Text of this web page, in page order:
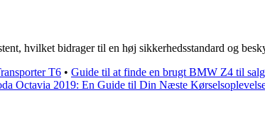
hvilket bidrager til en høj sikkerhedsstandard og
T6 • Guide til at finde en brugt BMW Z4 til salg
Octavia 2019: En Guide til Din Næste